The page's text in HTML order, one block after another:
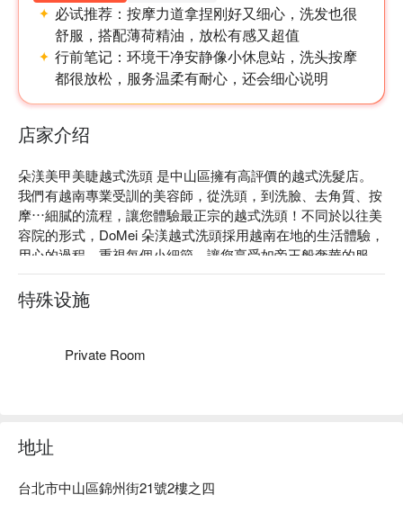
必试推荐： 按摩力道拿捏刚好又细心，洗发也很
舒服，搭配薄荷精油，放松有感又超值
行前笔记： 环境干净安静像小休息站，洗头按摩
都很放松，服务温柔有耐心，还会细心说明
店家介绍
朵渼美甲美睫越式洗頭 是中山區擁有高評價的越式洗髮店。
我們有越南專業受訓的美容師，從洗頭，到洗臉、去角質、按
摩⋯細膩的流程，讓您體驗最正宗的越式洗頭！不同於以往美
容院的形式，DoMei 朵渼越式洗頭採用越南在地的生活體驗，
用心的過程，重視每個小細節，讓您享受如帝王般奢華的服
務，充分體會專屬越式洗髮的魅力！
朵渼美甲美睫越式洗頭 推薦：不用飛出國！朵渼美甲美睫越
式洗頭 給您賓至如歸、無微不至的享受，感受真正－洗頭的
迎您的蒞臨享受。
特殊设施
Private Room
地址
台北市中山區錦州街21號2樓之四